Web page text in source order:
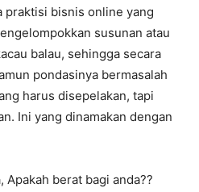
praktisi bisnis online yang
susunan atau
balau, sehingga secara
pondasinya bermasalah
harus disepelakan, tapi
Ini yang dinamakan dengan
Apakah berat bagi anda??